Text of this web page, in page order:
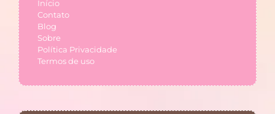
Início
Contato
Blog
Sobre
Política Privacidade
Termos de uso